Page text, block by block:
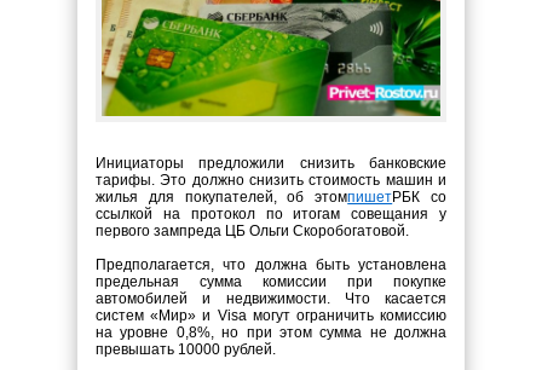
Инициаторы предложили снизить банковские
тарифы. Это должно снизить стоимость машин и
жилья для покупателей, об этомпишетРБК со
ссылкой на протокол по итогам совещания у
первого зампреда ЦБ Ольги Скоробогатовой.
Предполагается, что должна быть установлена
предельная сумма комиссии при покупке
автомобилей и недвижимости. Что касается
систем «Мир» и Visa могут ограничить комиссию
на уровне 0,8%, но при этом сумма не должна
превышать 10000 рублей.